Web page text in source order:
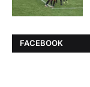
FACEBOOK